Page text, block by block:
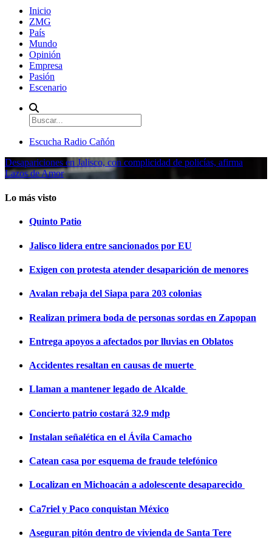
Inicio
ZMG
País
Mundo
Opinión
Empresa
Pasión
Escenario
Escucha Radio Cañón
Desapariciones en Jalisco, con complicidad de policías, afirma
Lazos de Amor
Lo más visto
Quinto Patio
Jalisco lidera entre sancionados por EU
Exigen con protesta atender desaparición de menores
Avalan rebaja del Siapa para 203 colonias
Realizan primera boda de personas sordas en Zapopan
Entrega apoyos a afectados por lluvias en Oblatos
Accidentes resaltan en causas de muerte
Llaman a mantener legado de Alcalde
Concierto patrio costará 32.9 mdp
Instalan señalética en el Ávila Camacho
Catean casa por esquema de fraude telefónico
Localizan en Michoacán a adolescente desaparecido
Ca7riel y Paco conquistan México
Aseguran pitón dentro de vivienda de Santa Tere